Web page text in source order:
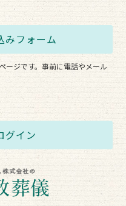
みフォーム
ージです。事前に電話やメール
グイン